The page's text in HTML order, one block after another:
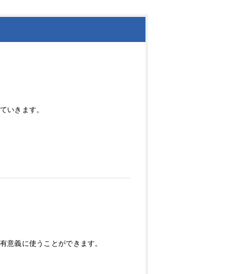
いきます。
意義に使うことができます。